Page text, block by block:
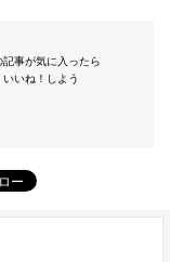
記事が気に入ったら
いいね！しよう